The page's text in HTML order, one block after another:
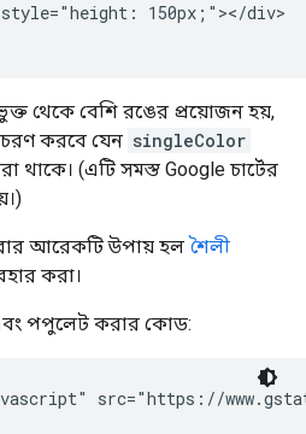
150px;"></div>
থেকে বেশি রঙের প্রয়োজন হয়,
করবে যেন singleColor
থাকে। (এটি সমস্ত Google চার্টের
আরেকটি উপায় হল শৈলী
করা।
পপুলেট করার কোড:
src="https://